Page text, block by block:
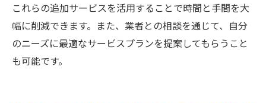
これらの追加サービスを活用することで時間と手間を大
幅に削減できます。また、業者との相談を通じて、自分
のニーズに最適なサービスプランを提案してもらうこと
も可能です。